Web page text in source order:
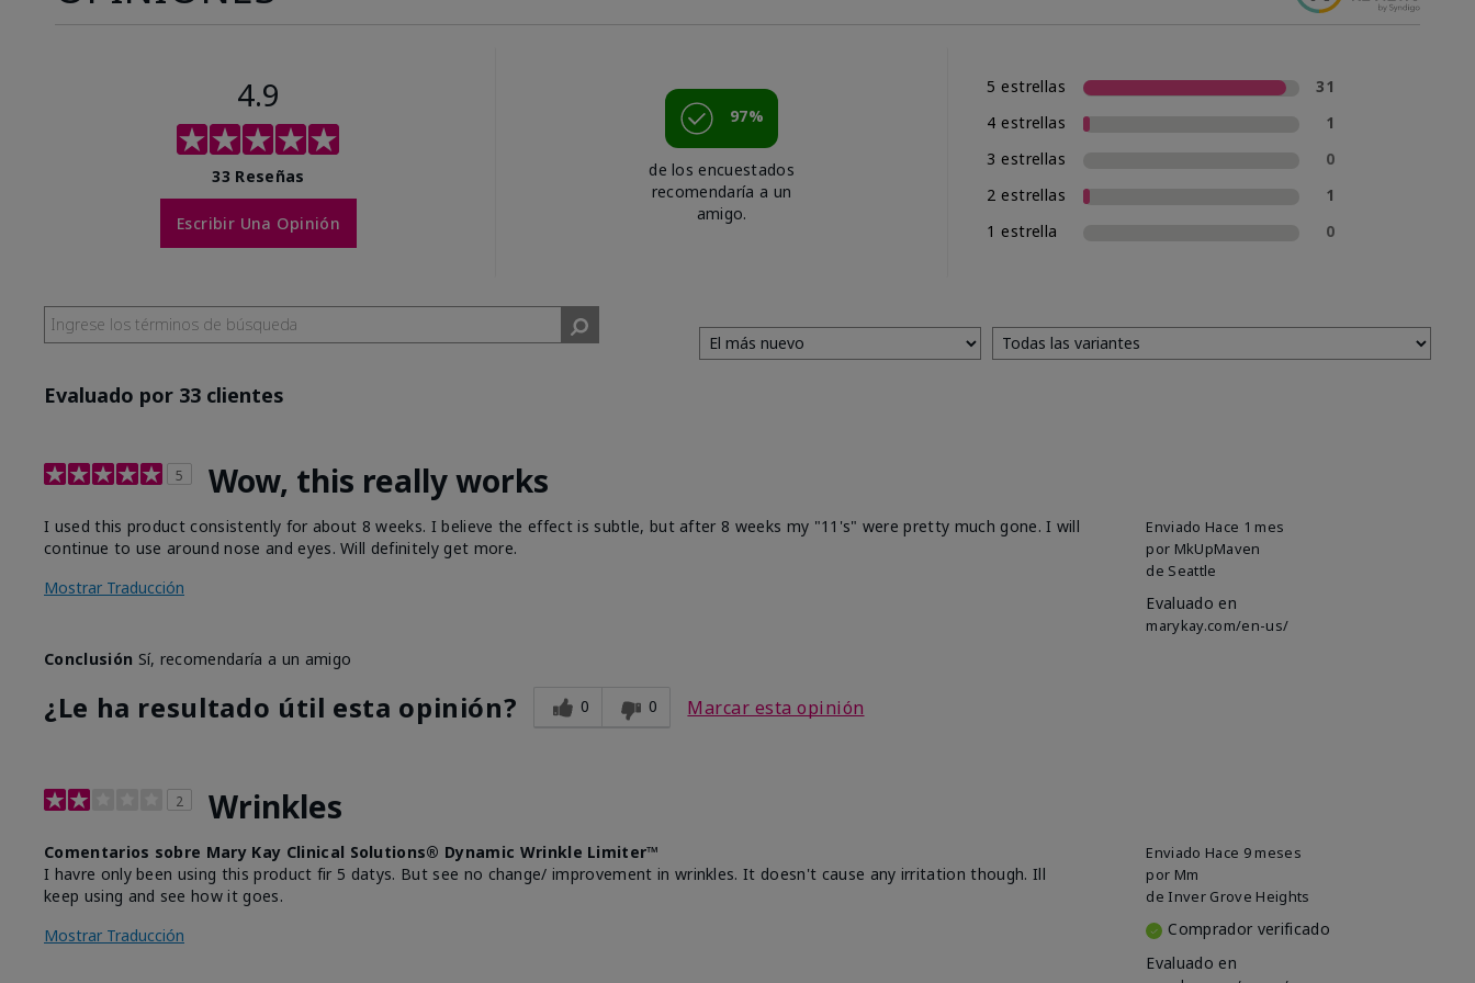
4.9
33 Reseñas
Escribir Una Opinión
97%
de los encuestados
recomendaría a un
amigo.
5 estrellas
31
4 estrellas
1
3 estrellas
0
2 estrellas
1
1 estrella
0
Evaluado por 33 clientes
5 Wow, this really works
Enviado Hace 1 mes
por MkUpMaven
de Seattle
Evaluado en
marykay.com/en-us/
I used this product consistently for about 8 weeks. I believe the effect is subtle, but after 8 weeks my "11's" were pretty much gone. I will
continue to use around nose and eyes. Will definitely get more.
Mostrar Traducción
Conclusión Sí, recomendaría a un amigo
¿Le ha resultado útil esta opinión? 0 0 Marcar esta opinión
2 Wrinkles
Enviado Hace 9 meses
por Mm
de Inver Grove Heights
Comprador verificado
Evaluado en
Comentarios sobre Mary Kay Clinical Solutions® Dynamic Wrinkle Limiter™
I havre only been using this product fir 5 datys. But see no change/ improvement in wrinkles. It doesn't cause any irritation though. Ill
keep using and see how it goes.
Mostrar Traducción